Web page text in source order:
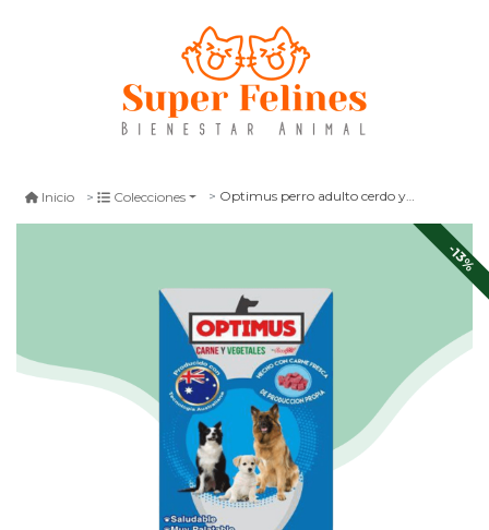
Inicio Colecciones Optimus perro adulto cerdo y vacuno 15 kg
-13%